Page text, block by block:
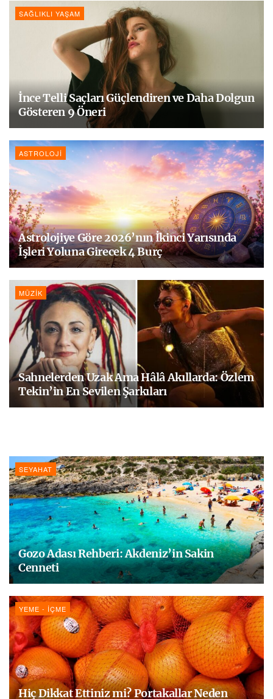
SAĞLIKLI YAŞAM
İnce Telli Saçları Güçlendiren ve Daha Dolgun
Gösteren 9 Öneri
ASTROLOJI
Astrolojiye Göre 2026’nın İkinci Yarısında
İşleri Yoluna Girecek 4 Burç
MÜZIK
Sahnelerden Uzak Ama Hâlâ Akıllarda: Özlem
Tekin’in En Sevilen Şarkıları
SEYAHAT
Gozo Adası Rehberi: Akdeniz’in Sakin
Cenneti
YEME - İÇME
Hiç Dikkat Ettiniz mi? Portakallar Neden